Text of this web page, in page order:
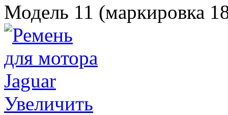
Модель 11 (маркировка
Увеличить